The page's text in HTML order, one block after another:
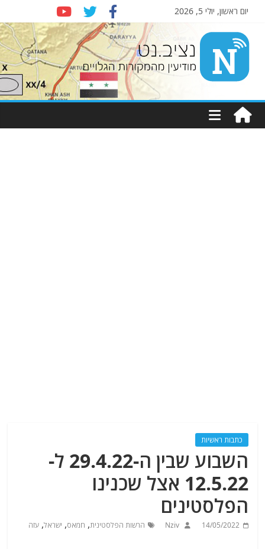
יום ראשון, יולי 5, 2026
Nziv.net
מודיעין
מהמקורות
כתבות ראשיות
השבוע שבין ה-29.4.22 ל-
12.5.22 אצל שכנינו
הפלסטינים
14/05/2022
Nziv הרשות הפלסטינית, חמאס, ישראל,עזה